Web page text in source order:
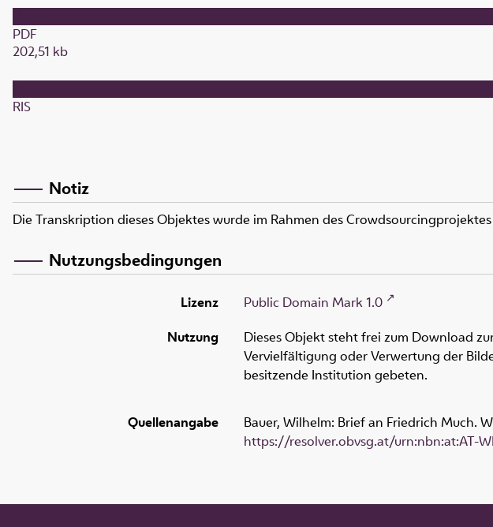
PDF
202,51 kb
RIS
Notiz
Die Transkription dieses Objektes wurde im Rahmen des Crowdsourcingprojektes
Nutzungsbedingungen
Lizenz
Public Domain Mark 1.0
Nutzung
Dieses Objekt steht frei zum Download
Vervielfältigung oder Verwertung der
besitzende Institution gebeten.
Quellenangabe Bauer, Wilhelm: Brief an Friedrich Much.
https://resolver.obvsg.at/urn:nbn:at:AT-